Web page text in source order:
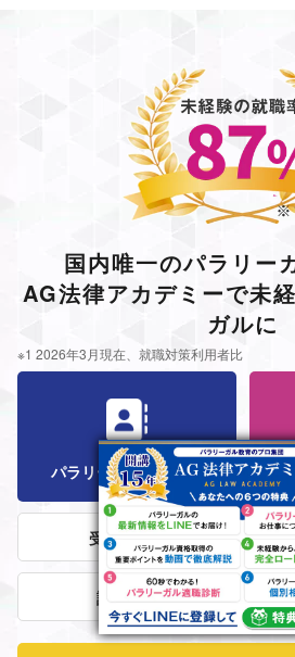
※1 2026年3月現在、就職対策利用者比
国内唯一のパラリー
AG法律アカデミーで未
ガルに
パラリーガル資格とは
受講者の声
講師紹介